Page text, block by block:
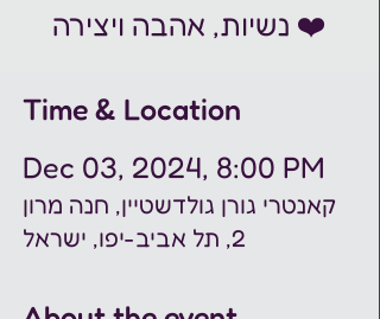
Time & Location
Dec 03, 2024, 8:00 PM
קאנטרי גורן גולדשטיין, חנה מרון
2, תל אביב-יפו, ישראל